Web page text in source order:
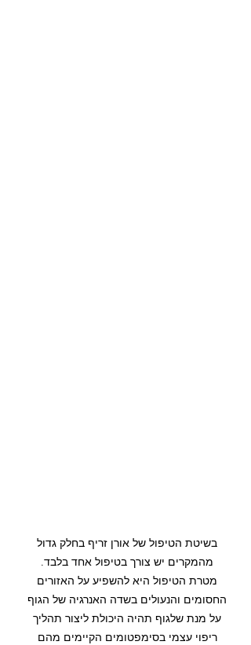
בשיטת הטיפול של אורן זריף בחלק גדול
מהמקרים יש צורך בטיפול אחד בלבד.
מטרת הטיפול היא להשפיע על האזורים
החסומים והנעולים בשדה האנרגיה של הגוף
על מנת שלגוף תהיה היכולת ליצור תהליך
ריפוי עצמי בסימפטומים הקיימים מהם